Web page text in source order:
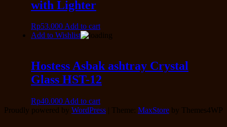
with Lighter
Rp53.000Add to cart
Add to Wishlist
Hostess Asbak ashtray Crystal
Glass HST-12
Rp40.000 Add to cart
Proudly powered by WordPress | Theme: MaxStore by Themes4WP